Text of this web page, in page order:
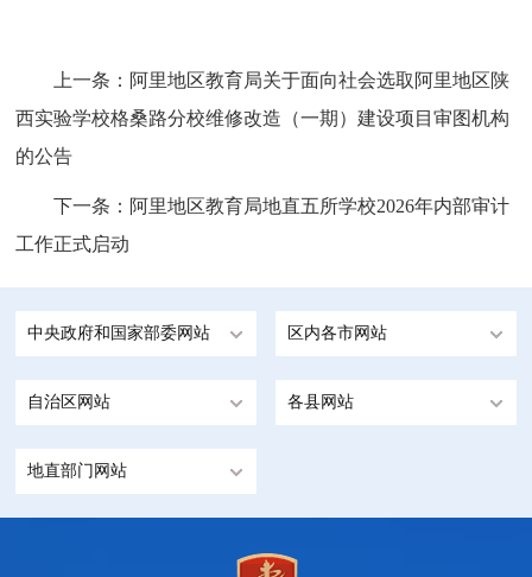
上一条： 阿里地区教育局关于面向社会选取阿里地区陕
西实验学校格桑路分校维修改造（一期）建设项目审图机构
的公告
下一条： 阿里地区教育局地直五所学校2026年内部审计
工作正式启动
中央政府和国家部委网站 区内各市网站
自治区网站 各县网站
地直部门网站